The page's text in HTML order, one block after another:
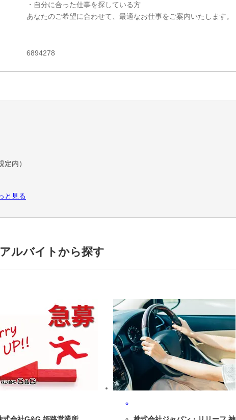
・自分に合った仕事を探している方
あなたのご希望に合わせて、最適なお仕事をご案内いたします。
6894278
定内）
定有）
駅から徒歩約15分
社ロフティーです。
と見る
ルバイトから探す